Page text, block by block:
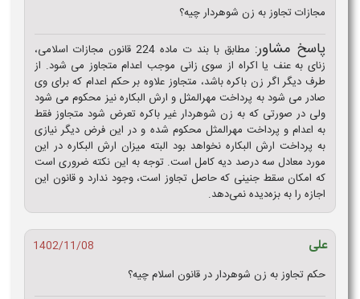
مجازات تجاوز به زن شوهردار چیه؟
پاسخ مشاور:
مطابق با بند ت ماده 224 قانون مجازات اسلامی،
زنای به عنف یا اکراه از سوی زانی موجب اعدام متجاوز می شود. از
طرف دیگر اگر زن باکره باشد، متجاوز علاوه بر حکم اعدام که برای وی
صادر می شود به پرداخت مهرالمثل و ارش البکاره نیز محکوم می شود
ولی در صورتی که به زن شوهردار غیر باکره تعرض شود متجاوز فقط
به اعدام و پرداخت مهرالمثل محکوم شده و در این فرض دیگر نیازی
به پرداخت ارش البکاره نخواهد بود البته میزان ارش البکاره در این
مورد معادل سه درصد دیه کامل است. توجه به این نکته ضروری است
که امکان سقط جنینی که حاصل تجاوز است، وجود ندارد و قانون این
اجازه را به بزه‌دیده نمی‌دهد.
علی
1402/11/08
حکم تجاوز به زن شوهردار در قانون اسلام چیه؟